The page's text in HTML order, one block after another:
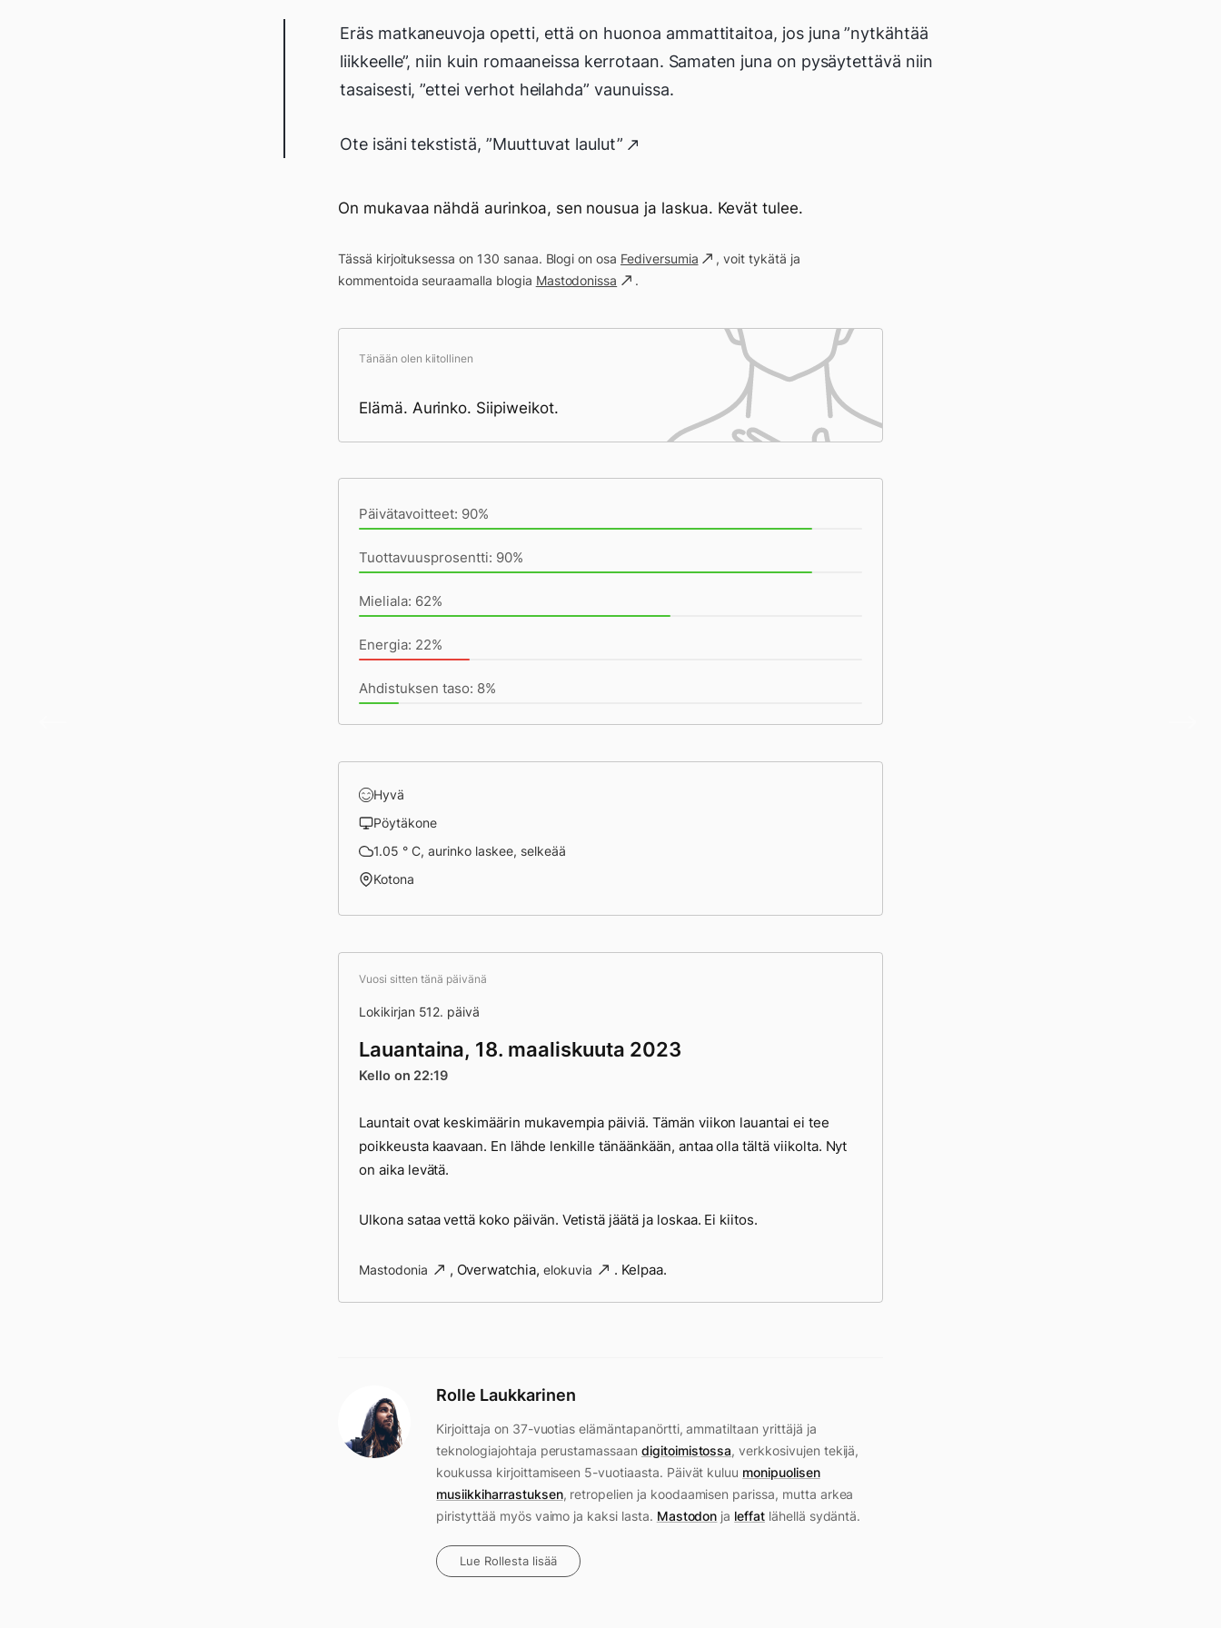
Eräs matkaneuvoja opetti, että on huonoa ammattitaitoa, jos juna ”nytkähtää
liikkeelle”, niin kuin romaaneissa kerrotaan. Samaten juna on pysäytettävä niin
tasaisesti, ”ettei verhot heilahda” vaunuissa.
Ote isäni tekstistä, ”Muuttuvat laulut”
On mukavaa nähdä aurinkoa, sen nousua ja laskua. Kevät tulee.
Tässä kirjoituksessa on 130 sanaa. Blogi on osa Fediversumia
, voit tykätä ja
kommentoida seuraamalla blogia Mastodonissa .
Tänään olen kiitollinen
Elämä. Aurinko. Siipiweikot.
Päivätavoitteet: 90%
Tuottavuusprosentti: 90%
Mieliala: 62%
Energia: 22%
Ahdistuksen taso: 8%
Hyvä
Pöytäkone
1.05 ° C, aurinko laskee, selkeää
Kotona
Vuosi sitten tänä päivänä
Lokikirjan 512. päivä
Lauantaina, 18. maaliskuuta 2023
Kello on 22:19
Launtait ovat keskimäärin mukavempia päiviä. Tämän viikon lauantai ei tee
poikkeusta kaavaan. En lähde lenkille tänäänkään, antaa olla tältä viikolta. Nyt
on aika levätä.
Ulkona sataa vettä koko päivän. Vetistä jäätä ja loskaa. Ei kiitos.
Mastodonia , Overwatchia, elokuvia . Kelpaa.
Rolle Laukkarinen
Kirjoittaja on 37-vuotias elämäntapanörtti, ammatiltaan yrittäjä ja
teknologiajohtaja perustamassaan digitoimistossa, verkkosivujen tekijä,
koukussa kirjoittamiseen 5-vuotiaasta. Päivät kuluu monipuolisen
musiikkiharrastuksen, retropelien ja koodaamisen parissa, mutta arkea
piristyttää myös vaimo ja kaksi lasta. Mastodon ja leffatlähellä sydäntä.
Lue Rollesta lisää
Pinnalla